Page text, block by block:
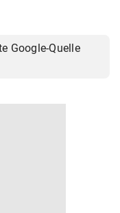
Google-Quelle